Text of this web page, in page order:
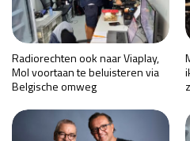
Radiorechten ook naar Viaplay,
Mol voortaan te beluisteren via
Belgische omweg